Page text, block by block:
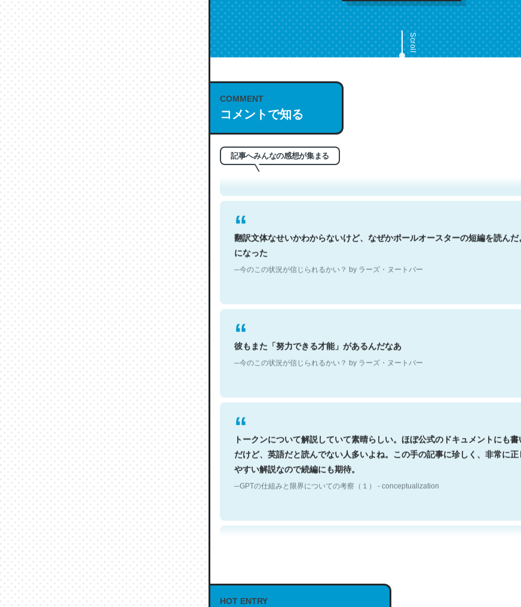
Scroll
COMMENT
コメントで知る
記事へみんなの感想が集まる
これは名文。彼はとてもクレバーなんだろうなと凄く思う。英語少しでも読
もお勧め。自分はこの流れ好き。Let’s Fucking Go. Then Covid hit. Shit.
─今のこの状況が信じられるかい？ by ラーズ・ヌートバー
翻訳文体なせいかわからないけど、なぜかポールオースターの短編を読んだ
になった
─今のこの状況が信じられるかい？ by ラーズ・ヌートバー
彼もまた「努力できる才能」があるんだなあ
─今のこの状況が信じられるかい？ by ラーズ・ヌートバー
トークンについて解説していて素晴らしい。ほぼ公式のドキュメントにも書
だけど、英語だと読んでない人多いよね。この手の記事に珍しく、非常に正
やすい解説なので続編にも期待。
─GPTの仕組みと限界についての考察（１） - conceptualization
─GPTの仕組みと限界についての考察（１） - conceptualization
HOT ENTRY